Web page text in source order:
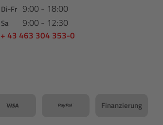
Di-Fr 9:00 - 18:00
Sa 9:00 - 12:30
+ 43 463 304 353-0
Finanzierung